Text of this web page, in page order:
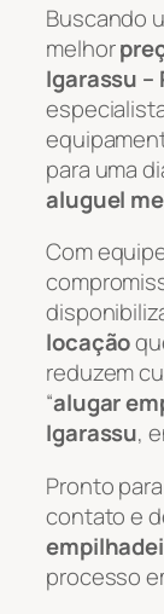
Buscando
melhor
Igarassu –
para uma
aluguel
Com
locação
reduzem
“alugar
Igarassu,
Pronto
contato e
processo